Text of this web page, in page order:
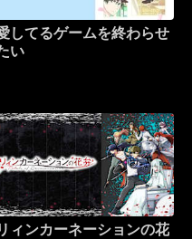
してるゲームを終わらせ
い
ィンカーネーションの花